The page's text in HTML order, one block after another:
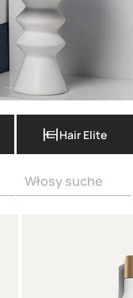
Hair Elite
Włosy suche